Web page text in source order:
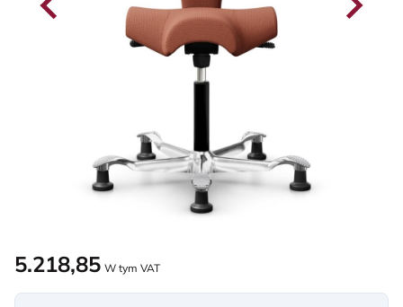
5.218,85 W tym VAT